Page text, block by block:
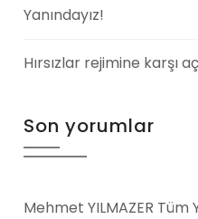
Yanındayız!
Hırsızlar rejimine karşı
Son yorumlar
Mehmet YILMAZER Tüm